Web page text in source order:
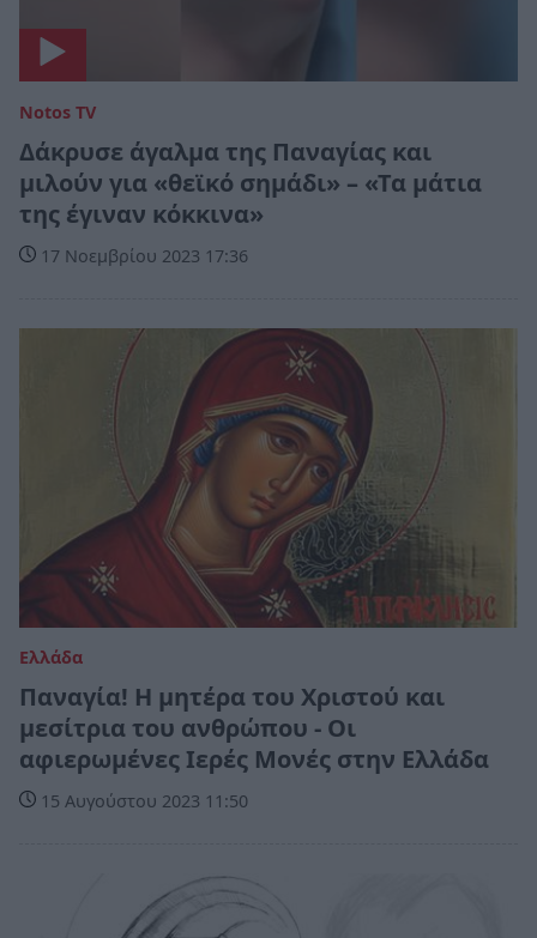
Notos TV
Δάκρυσε άγαλμα της Παναγίας και
μιλούν για «θεϊκό σημάδι» – «Τα μάτια
της έγιναν κόκκινα»
17 Νοεμβρίου 2023 17:36
Ελλάδα
Παναγία! Η μητέρα του Χριστού και
μεσίτρια του ανθρώπου - Οι
αφιερωμένες Ιερές Μονές στην Ελλάδα
15 Αυγούστου 2023 11:50